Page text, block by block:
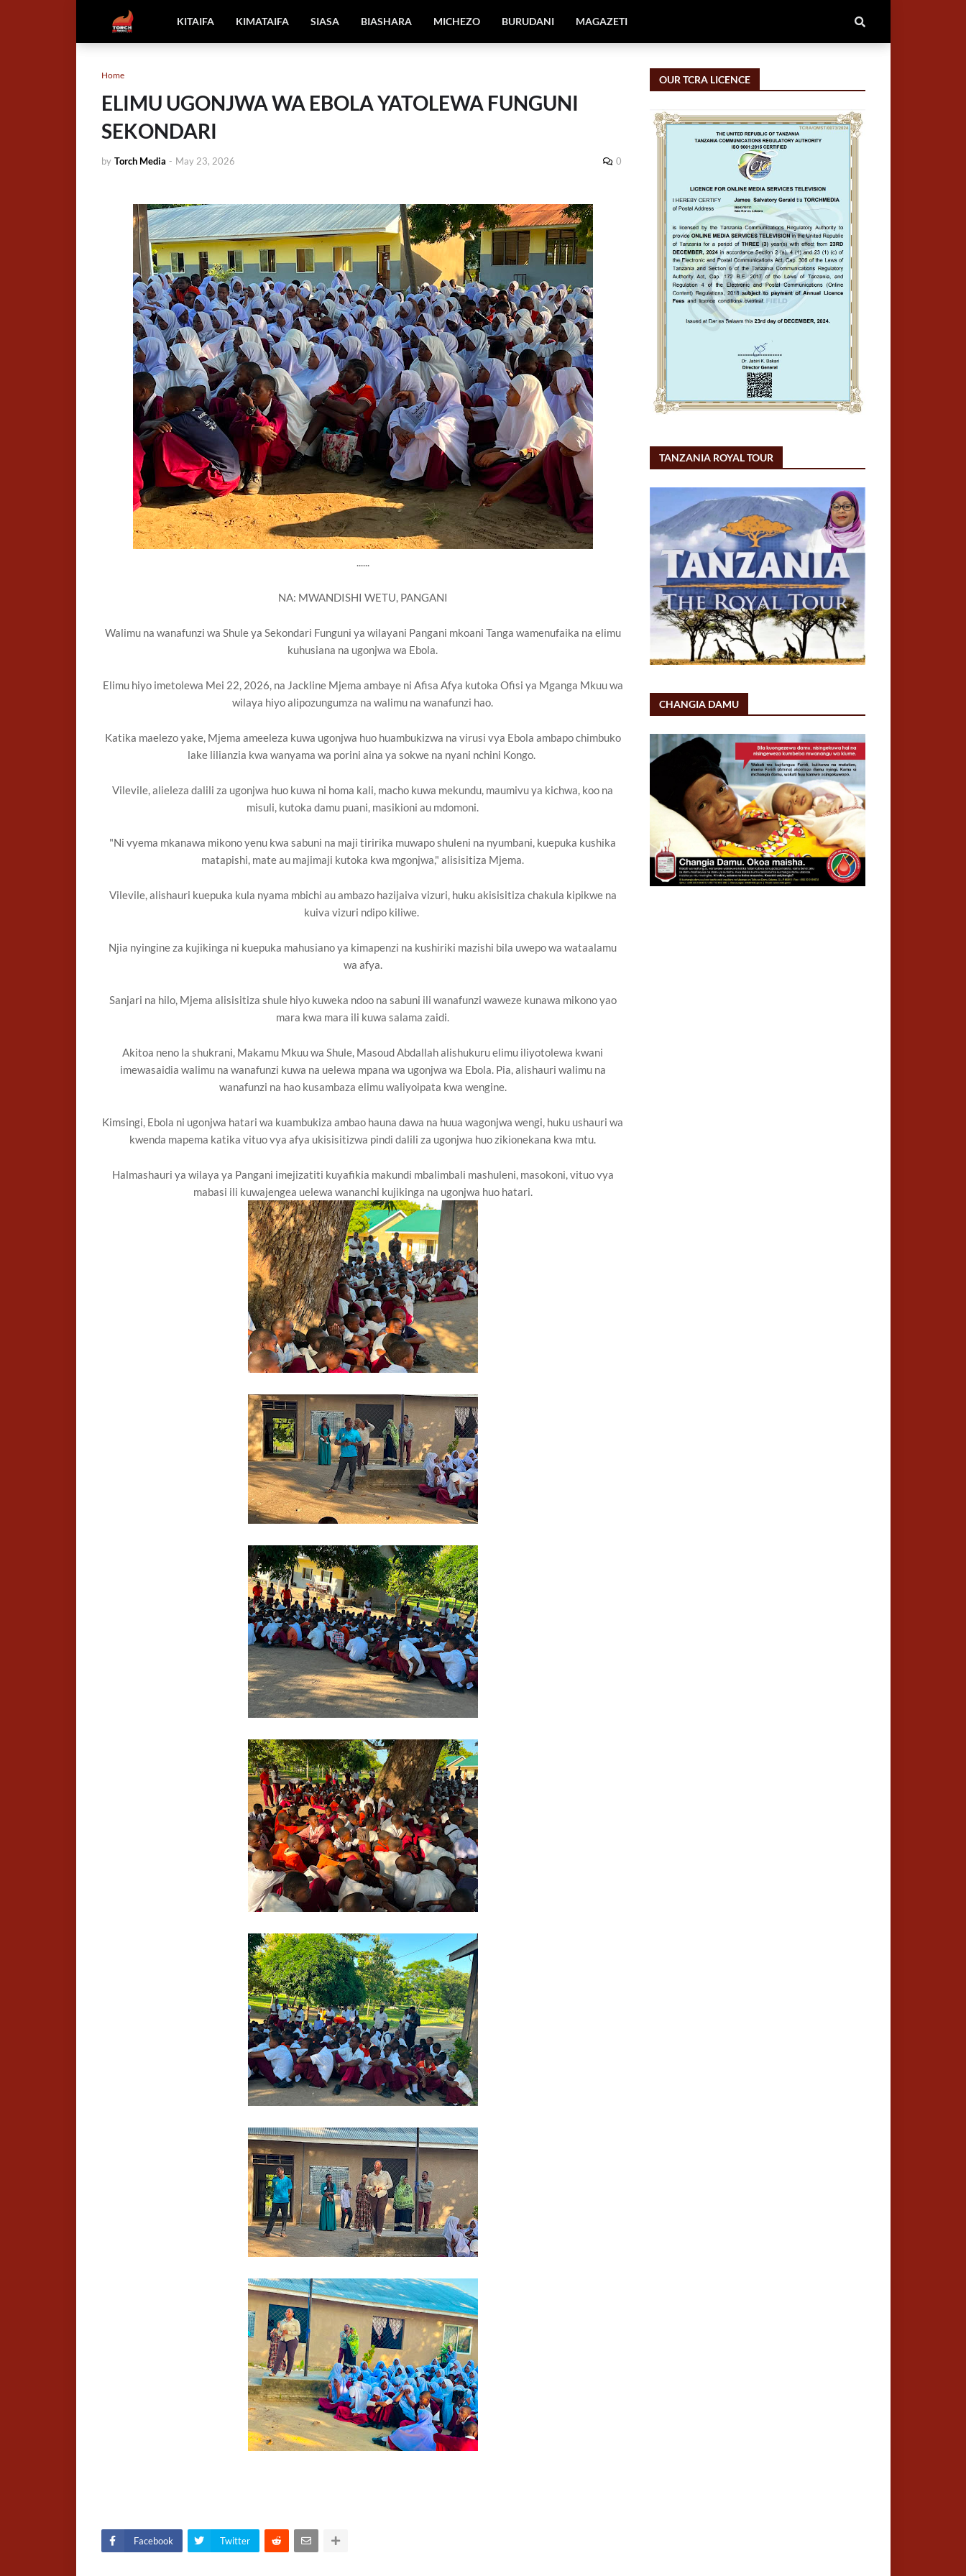
KITAIFA KIMATAIFA SIASA BIASHARA MICHEZO BURUDANI MAGAZETI
Home
ELIMU UGONJWA WA EBOLA YATOLEWA FUNGUNI
SEKONDARI
by Torch Media - May 23, 2026 0
......
NA: MWANDISHI WETU, PANGANI
Walimu na wanafunzi wa Shule ya Sekondari Funguni ya wilayani Pangani mkoani Tanga wamenufaika na elimu
kuhusiana na ugonjwa wa Ebola.
Elimu hiyo imetolewa Mei 22, 2026, na Jackline Mjema ambaye ni Afisa Afya kutoka Ofisi ya Mganga Mkuu wa
wilaya hiyo alipozungumza na walimu na wanafunzi hao.
Katika maelezo yake, Mjema ameeleza kuwa ugonjwa huo huambukizwa na virusi vya Ebola ambapo chimbuko
lake lilianzia kwa wanyama wa porini aina ya sokwe na nyani nchini Kongo.
Vilevile, alieleza dalili za ugonjwa huo kuwa ni homa kali, macho kuwa mekundu, maumivu ya kichwa, koo na
misuli, kutoka damu puani, masikioni au mdomoni.
"Ni vyema mkanawa mikono yenu kwa sabuni na maji tiririka muwapo shuleni na nyumbani, kuepuka kushika
matapishi, mate au majimaji kutoka kwa mgonjwa," alisisitiza Mjema.
Vilevile, alishauri kuepuka kula nyama mbichi au ambazo hazijaiva vizuri, huku akisisitiza chakula kipikwe na
kuiva vizuri ndipo kiliwe.
Njia nyingine za kujikinga ni kuepuka mahusiano ya kimapenzi na kushiriki mazishi bila uwepo wa wataalamu
wa afya.
Sanjari na hilo, Mjema alisisitiza shule hiyo kuweka ndoo na sabuni ili wanafunzi waweze kunawa mikono yao
mara kwa mara ili kuwa salama zaidi.
Akitoa neno la shukrani, Makamu Mkuu wa Shule, Masoud Abdallah alishukuru elimu iliyotolewa kwani
imewasaidia walimu na wanafunzi kuwa na uelewa mpana wa ugonjwa wa Ebola. Pia, alishauri walimu na
wanafunzi na hao kusambaza elimu waliyoipata kwa wengine.
Kimsingi, Ebola ni ugonjwa hatari wa kuambukiza ambao hauna dawa na huua wagonjwa wengi, huku ushauri wa
kwenda mapema katika vituo vya afya ukisisitizwa pindi dalili za ugonjwa huo zikionekana kwa mtu.
Halmashauri ya wilaya ya Pangani imejizatiti kuyafikia makundi mbalimbali mashuleni, masokoni, vituo vya
mabasi ili kuwajengea uelewa wananchi kujikinga na ugonjwa huo hatari.
Facebook Twitter
OUR TCRA LICENCE
TANZANIA ROYAL TOUR
CHANGIA DAMU